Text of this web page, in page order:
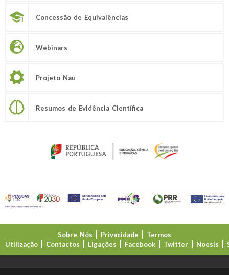
Concessão de Equivalências
Webinars
Projeto Nau
Resumos de Evidência Científica
Sobre Nós Privacidade
Termos
Utilização
Contactos Ligações Facebook Twitter Noesis